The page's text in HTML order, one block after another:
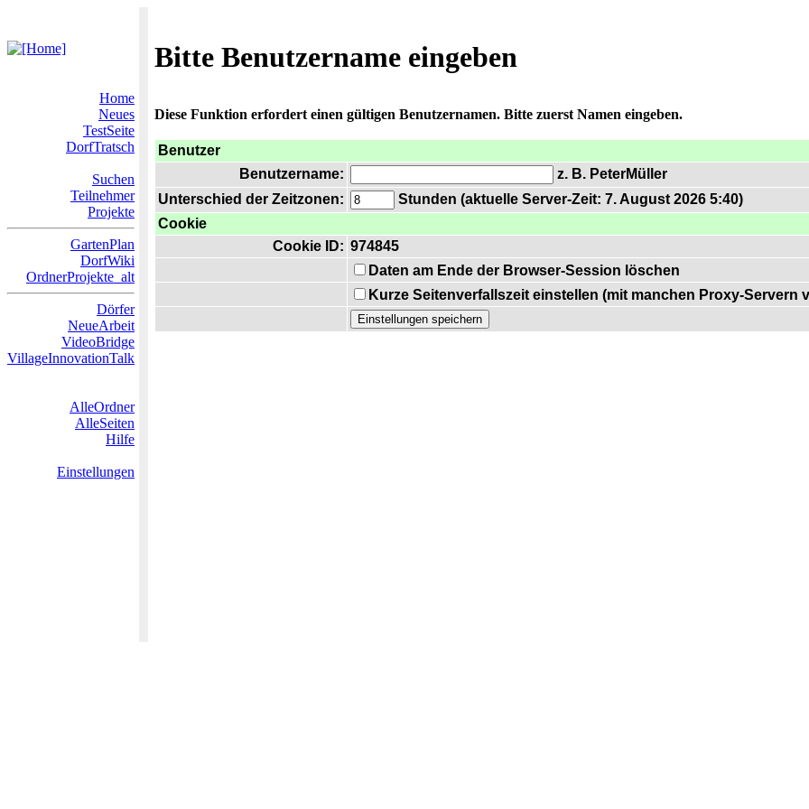
Bitte Benutzername eingeben
Home
Neues
TestSeite
DorfTratsch
Suchen
Teilnehmer
Projekte
GartenPlan
DorfWiki
OrdnerProjekte_alt
Dörfer
NeueArbeit
VideoBridge
VillageInnovationTalk
AlleOrdner
AlleSeiten
Hilfe
Einstellungen
Diese Funktion erfordert einen gültigen Benutzernamen. Bitte zuerst Namen eingeben.
Benutzer
Benutzername:
z. B. PeterMüller
Unterschied der Zeitzonen:
Stunden (aktuelle Server-Zeit: 7. August 2026 5:40)
Cookie
Cookie ID: 974845
Daten am Ende der Browser-Session löschen
Kurze Seitenverfallszeit einstellen (mit manchen Proxy-Servern